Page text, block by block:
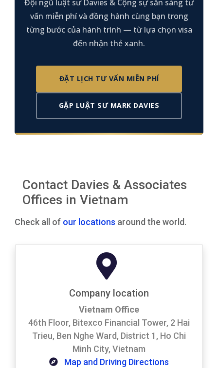
Đội ngũ luật sư Davies & Cộng sự sẵn sàng tư
vấn miễn phí và đồng hành cùng bạn trong
từng bước của hành trình — từ lựa chọn visa
đến nhận thẻ xanh.
ĐẶT LỊCH TƯ VẤN MIỄN PHÍ
GẶP LUẬT SƯ MARK DAVIES
Contact Davies & Associates
Offices in Vietnam
Check all of our locations around the world.
Company location
Vietnam Office
46th Floor, Bitexco Financial Tower, 2 Hai
Trieu, Ben Nghe Ward, District 1, Ho Chi
Minh City, Vietnam
Map and Driving Directions